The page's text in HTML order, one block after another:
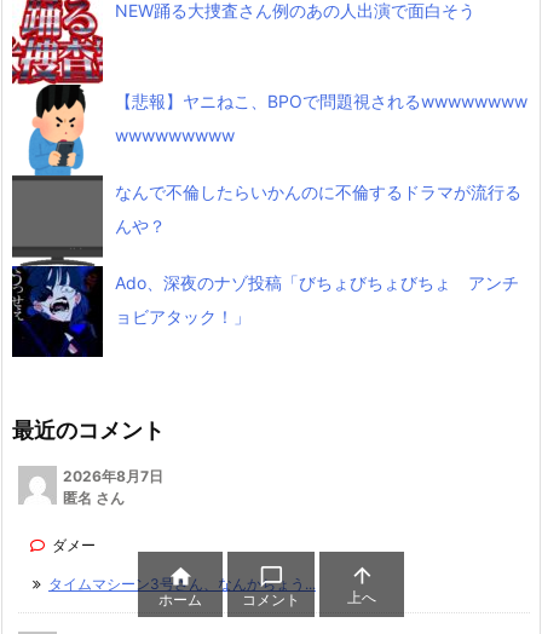
NEW踊る大捜査さん例のあの人出演で面白そう
【悲報】ヤニねこ、BPOで問題視されるwwwwwwww
wwwwwwwww
なんで不倫したらいかんのに不倫するドラマが流行る
んや？
Ado、深夜のナゾ投稿「びちょびちょびちょ アンチ
ョビアタック！」
最近のコメント
2026年8月7日
匿名 さん
ダメー
タイムマシーン3号さん、なんかちょう...

ホーム

コメント

上へ